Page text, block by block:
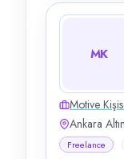
MK
Motive
Ankara
Freelance